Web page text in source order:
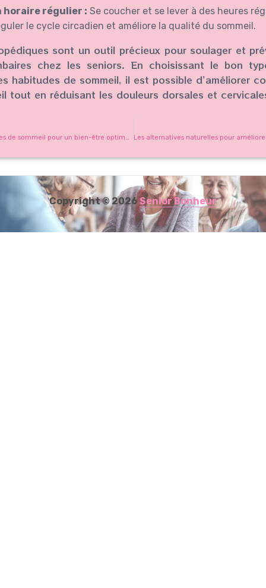
horaire régulier : Se coucher et se lever à des heures
le cycle circadien et améliore la qualité du sommeil.
sont un outil précieux pour soulager et
chez les seniors. En choisissant le bon
habitudes de sommeil, il est possible d’améliorer
tout en réduisant les douleurs dorsales et
Les meilleures habitudes de sommeil pour un bien-être optimal chez les seniors
Copyright © 2026Senior Bonheur